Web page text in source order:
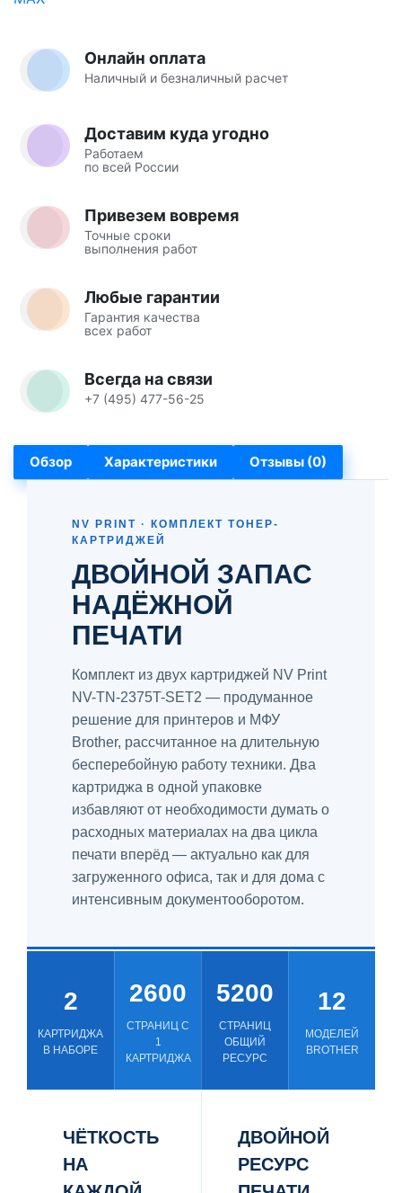
Онлайн оплата
Наличный и безналичный расчет
Доставим куда угодно
Работаем
по всей России
Привезем вовремя
Точные сроки
выполнения работ
Любые гарантии
Гарантия качества
всех работ
Всегда на связи
+7 (495) 477-56-25
Обзор Характеристики Отзывы (0)
NV PRINT · КОМПЛЕКТ ТОНЕР-
КАРТРИДЖЕЙ
ДВОЙНОЙ ЗАПАС
НАДЁЖНОЙ
ПЕЧАТИ
Комплект из двух картриджей NV Print
NV-TN-2375T-SET2 — продуманное
решение для принтеров и МФУ
Brother, рассчитанное на длительную
бесперебойную работу техники. Два
картриджа в одной упаковке
избавляют от необходимости думать о
расходных материалах на два цикла
печати вперёд — актуально как для
загруженного офиса, так и для дома с
интенсивным документооборотом.
2
КАРТРИДЖА
В НАБОРЕ
2600
СТРАНИЦ С
1
КАРТРИДЖА
5200
СТРАНИЦ
ОБЩИЙ
РЕСУРС
12
МОДЕЛЕЙ
BROTHER
ЧЁТКОСТЬ
НА
ДВОЙНОЙ
РЕСУРС